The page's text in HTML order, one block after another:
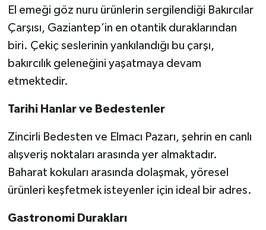
El emeği göz nuru ürünlerin sergilendiği Bakırcılar
Çarşısı, Gaziantep’in en otantik duraklarından
biri. Çekiç seslerinin yankılandığı bu çarşı,
bakırcılık geleneğini yaşatmaya devam
etmektedir.
Tarihi Hanlar ve Bedestenler
Zincirli Bedesten ve Elmacı Pazarı, şehrin en canlı
alışveriş noktaları arasında yer almaktadır.
Baharat kokuları arasında dolaşmak, yöresel
ürünleri keşfetmek isteyenler için ideal bir adres.
Gastronomi Durakları